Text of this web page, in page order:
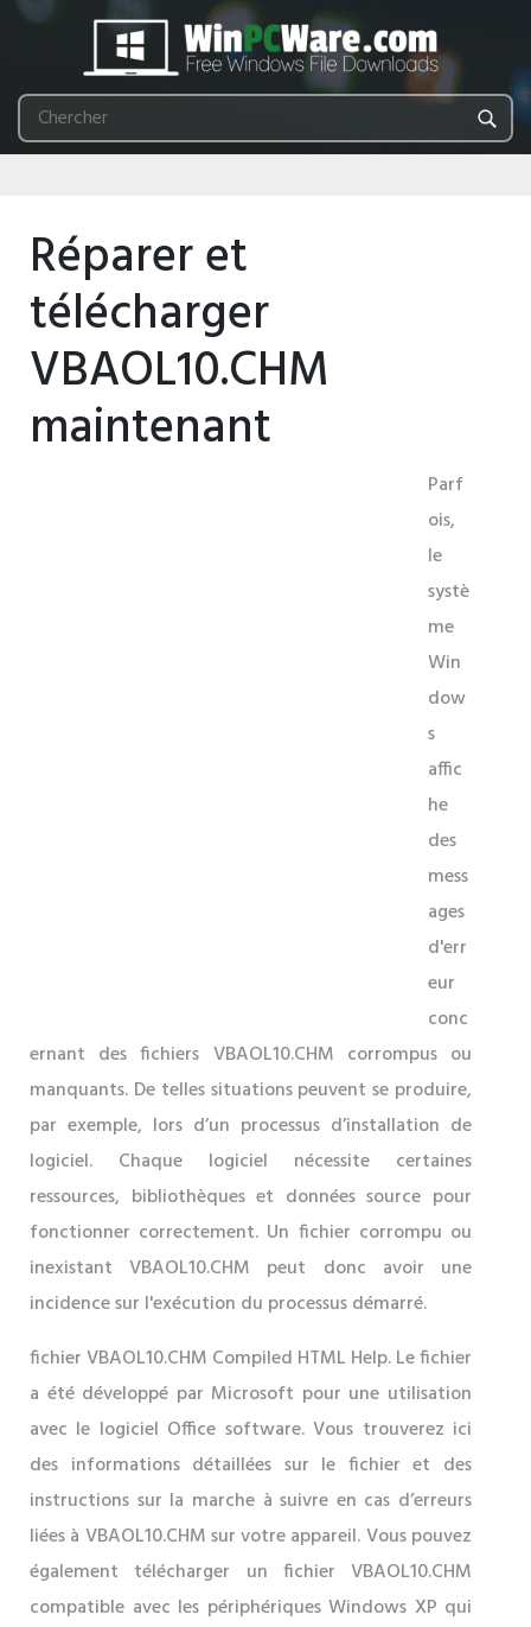
Réparer et
télécharger
VBAOL10.CHM
maintenant
Parf
ois,
le
systè
me
Win
dow
s
affic
he
des
mess
ages
d'err
eur
conc
ernant des fichiers VBAOL10.CHM corrompus ou
manquants. De telles situations peuvent se produire,
par exemple, lors d’un processus d’installation de
logiciel. Chaque logiciel nécessite certaines
ressources, bibliothèques et données source pour
fonctionner correctement. Un fichier corrompu ou
inexistant VBAOL10.CHM peut donc avoir une
incidence sur l'exécution du processus démarré.
fichier VBAOL10.CHM Compiled HTML Help. Le fichier
a été développé par Microsoft pour une utilisation
avec le logiciel Office software. Vous trouverez ici
des informations détaillées sur le fichier et des
instructions sur la marche à suivre en cas d’erreurs
liées à VBAOL10.CHM sur votre appareil. Vous pouvez
également télécharger un fichier VBAOL10.CHM
compatible avec les périphériques Windows XP qui